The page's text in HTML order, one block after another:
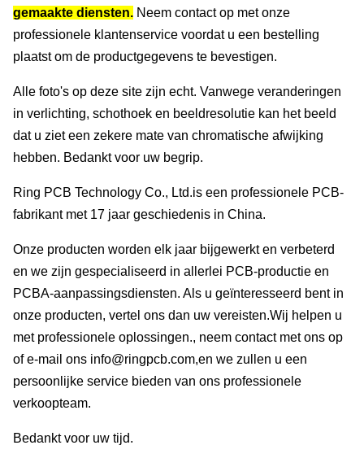
gemaakte diensten. Neem contact op met onze
professionele klantenservice voordat u een bestelling
plaatst om de productgegevens te bevestigen.
Alle foto's op deze site zijn echt. Vanwege veranderingen
in verlichting, schothoek en beeldresolutie kan het beeld
dat u ziet een zekere mate van chromatische afwijking
hebben. Bedankt voor uw begrip.
Ring PCB Technology Co., Ltd.is een professionele PCB-
fabrikant met 17 jaar geschiedenis in China.
Onze producten worden elk jaar bijgewerkt en verbeterd
en we zijn gespecialiseerd in allerlei PCB-productie en
PCBA-aanpassingsdiensten. Als u geïnteresseerd bent in
onze producten, vertel ons dan uw vereisten.Wij helpen u
met professionele oplossingen., neem contact met ons op
of e-mail ons info@ringpcb.com,en we zullen u een
persoonlijke service bieden van ons professionele
verkoopteam.
Bedankt voor uw tijd.